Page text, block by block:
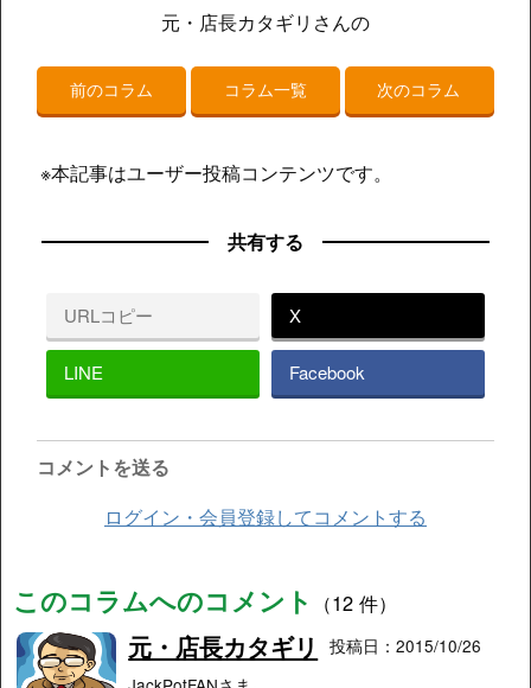
元・店長カタギリさんの
前のコラム コラム一覧 次のコラム
※本記事はユーザー投稿コンテンツです。
共有する
URLコピー X
LINE Facebook
コメントを送る
ログイン・会員登録してコメントする
このコラムへのコメント （12 件）
元・店長カタギリ
投稿日：2015/10/26